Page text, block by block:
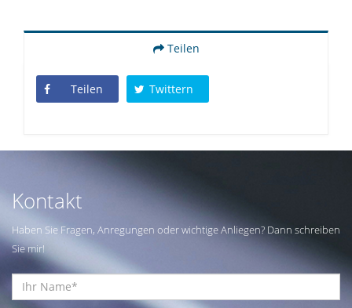
Teilen
Teilen Twittern
Kontakt
Haben Sie Fragen, Anregungen oder wichtige Anliegen? Dann schreiben
Sie mir!